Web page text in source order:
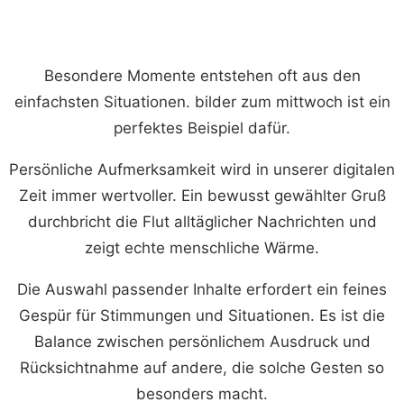
Besondere Momente entstehen oft aus den
einfachsten Situationen. bilder zum mittwoch ist ein
perfektes Beispiel dafür.
Persönliche Aufmerksamkeit wird in unserer digitalen
Zeit immer wertvoller. Ein bewusst gewählter Gruß
durchbricht die Flut alltäglicher Nachrichten und
zeigt echte menschliche Wärme.
Die Auswahl passender Inhalte erfordert ein feines
Gespür für Stimmungen und Situationen. Es ist die
Balance zwischen persönlichem Ausdruck und
Rücksichtnahme auf andere, die solche Gesten so
besonders macht.